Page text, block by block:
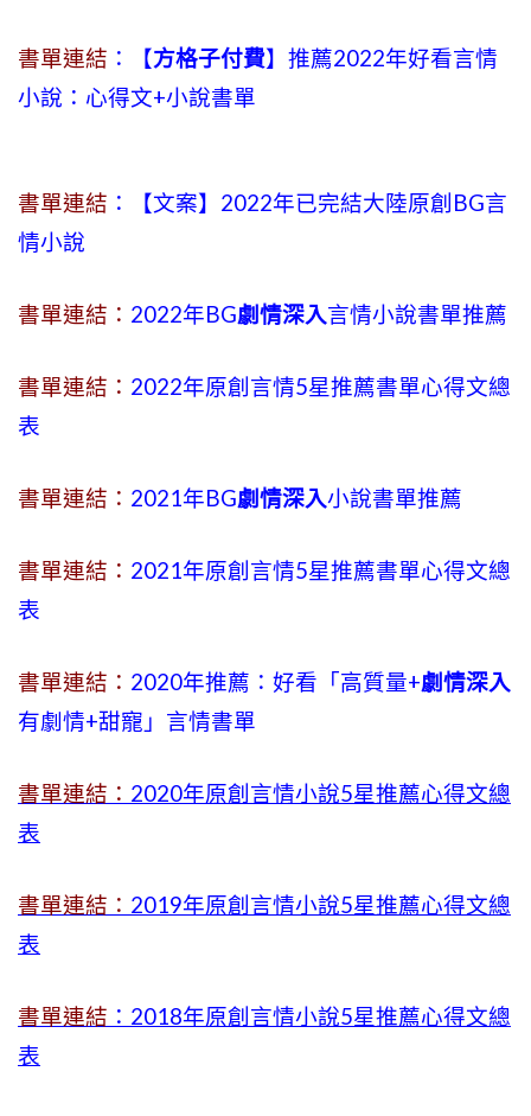
書單連結 ：【方格子付費】推薦2022年好看言情
小說：心得文+小說書單
書單連結 ：【文案】2022年已完結大陸原創BG言
情小說
書單連結： 2022年BG劇情深入言情小說書單推薦
書單連結： 2022年原創言情5星推薦書單心得文總
表
書單連結： 2021年BG劇情深入小說書單推薦
書單連結： 2021年原創言情5星推薦書單心得文總
表
書單連結： 2020年推薦：好看「高質量+劇情深入
有劇情+甜寵」言情書單
書單連結： 2020年原創言情小說5星推薦心得文總
表
書單連結： 2019年原創言情小說5星推薦心得文總
表
書單連結 ：2018年原創言情小說5星推薦心得文總
表